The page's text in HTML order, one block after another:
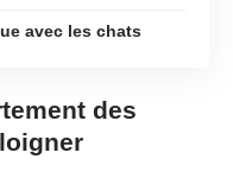
avec les chats
des